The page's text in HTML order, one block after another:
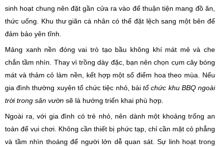
sinh hoạt chung nên đặt gần cửa ra vào để thuận tiện mang đồ ăn,
thức uống. Khu thư giãn cá nhân có thể đặt lệch sang một bên để
đảm bảo yên tĩnh.
Mảng xanh nền đóng vai trò tạo bầu không khí mát mẻ và che
chắn tầm nhìn. Thay vì trồng dày đặc, bạn nên chọn cụm cây bóng
mát và thảm cỏ làm nền, kết hợp một số điểm hoa theo mùa. Nếu
gia đình thường xuyên tổ chức tiệc nhỏ, bàitổ chức khu BBQ ngoài
trời trong sân vườn sẽ là hướng triển khai phù hợp.
Ngoài ra, với gia đình có trẻ nhỏ, nên dành một khoảng trống an
toàn để vui chơi. Không cần thiết bị phức tạp, chỉ cần mặt cỏ phẳng
và tầm nhìn thoáng để người lớn dễ quan sát. Sự linh hoạt trong